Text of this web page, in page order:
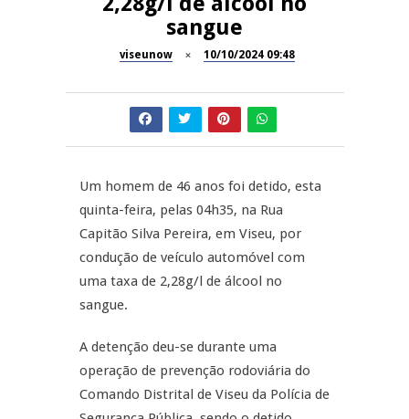
do Castelo
11º Encontro Gastronómico
Amador de Abrunhosa-a-Velha
Now Opinião – Manuela
Antunes: Problemas nos
Exames Nacionais
SÃO PEDRO DO SUL
Tradidanças em São Pedro do
Sul
A Juiz Esclarece – Medidas a
vida (II)
Inauguração Loja do Cidadão
S.J. Pesqueira
sangue
viseunow 10/10/2024 09:48
Um homem de 46 anos foi detido, esta
quinta-feira, pelas 04h35, na Rua
Capitão Silva Pereira, em Viseu, por
condução de veículo automóvel com
uma taxa de 2,28g/l de álcool no
sangue.
A detenção deu-se durante uma
operação de prevenção rodoviária do
Comando Distrital de Viseu da Polícia de